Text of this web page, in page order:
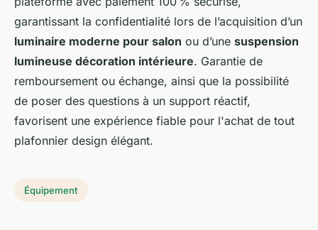
garantissant la confidentialité lors de l’acquisition d’un
luminaire moderne pour salon ou d’une suspension
lumineuse décoration intérieure. Garantie de
remboursement ou échange, ainsi que la possibilité
de poser des questions à un support réactif,
favorisent une expérience fiable pour l'achat de tout
plafonnier design élégant.
Équipement